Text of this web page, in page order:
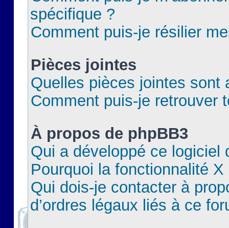
spécifique ?
Comment puis-je résilier
Pièces jointes
Quelles pièces jointes sont
Comment puis-je retrouver
À propos de phpBB3
Qui a développé ce logiciel
Pourquoi la fonctionnalité X
Qui dois-je contacter à
d’ordres légaux liés à ce